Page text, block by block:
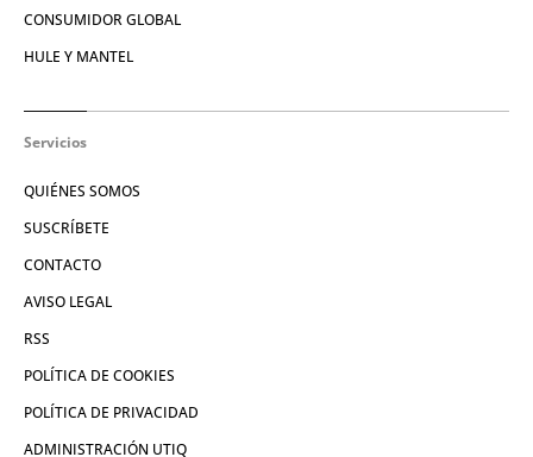
CONSUMIDOR GLOBAL
HULE Y MANTEL
Servicios
QUIÉNES SOMOS
SUSCRÍBETE
CONTACTO
AVISO LEGAL
RSS
POLÍTICA DE COOKIES
POLÍTICA DE PRIVACIDAD
ADMINISTRACIÓN UTIQ